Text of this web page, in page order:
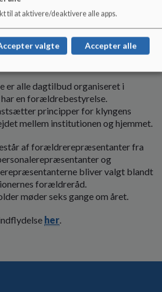
kan du også blive valgt til
er alle dagtilbud organiseret i
en forældrebestyrelse.
principper for klyngens
mellem institutionen og hjemmet.
af forældrerepræsentanter fra
og
bliver valgt blandt
forældreråd.
møder seks gange om året.
her.
til at aktivere/deaktivere alle apps.
valgte Accepter alle